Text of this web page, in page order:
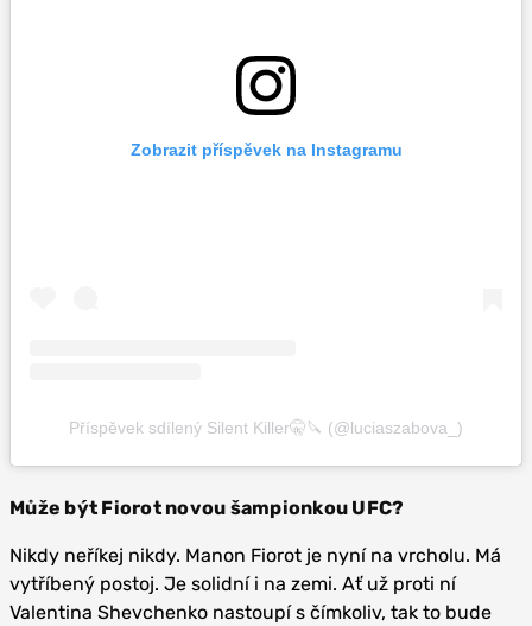
Zobrazit příspěvek na Instagramu
Příspěvek sdílený Silent Killer🤫🔪 (@luciaszabova_)
Může být Fiorot novou šampionkou UFC?
Nikdy neříkej nikdy. Manon Fiorot je nyní na vrcholu. Má
vytříbený postoj. Je solidní i na zemi. Ať už proti ní
Valentina Shevchenko nastoupí s čímkoliv, tak to bude